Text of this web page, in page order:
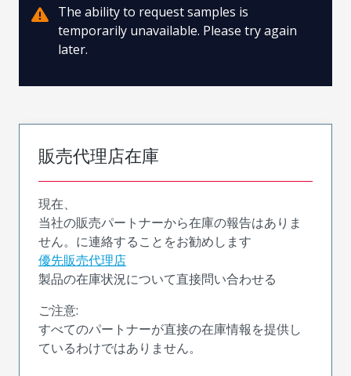
The ability to request samples is
temporarily unavailable. Please try again
later.
販売代理店在庫
現在、
当社の販売パートナーから在庫の報告はありま
せん。に連絡することをお勧めします
優先販売代理店
製品の在庫状況について直接問い合わせる
ご注意:
すべてのパートナーが直接の在庫情報を提供し
ているわけではありません。